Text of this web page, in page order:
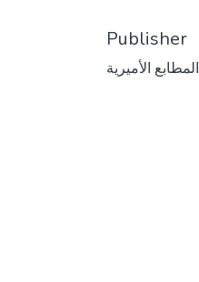
Publisher
المطابع الأميرية